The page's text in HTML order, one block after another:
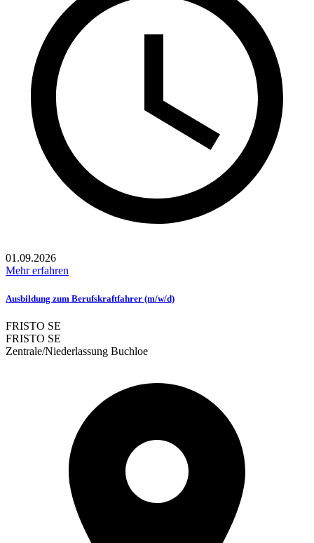
01.09.2026
Mehr erfahren
Ausbildung zum Berufskraftfahrer (m/w/d)
FRISTO SE
FRISTO SE
Zentrale/Niederlassung Buchloe